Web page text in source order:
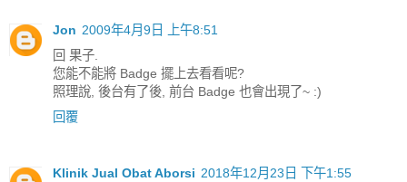
Jon 2009年4月9日 上午8:51
回 果子.
您能不能將 Badge 擺上去看看呢?
照理說, 後台有了後, 前台 Badge 也會出現了~ :)
回覆
Klinik Jual Obat Aborsi 2018年12月23日 下午1:55